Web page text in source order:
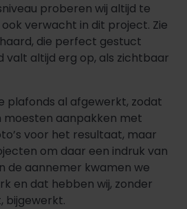
proberen wij altijd te
verwacht in dit project. Zie
die perfect gestuct
valt altijd erg op, als zichtbaar
plafonds al afgewerkt, zodat
moesten aanpakken met
voor het resultaat, maar
om daar een indruk van
de aannemer kwamen we
en dat hebben wij, zonder
bijgewerkt.